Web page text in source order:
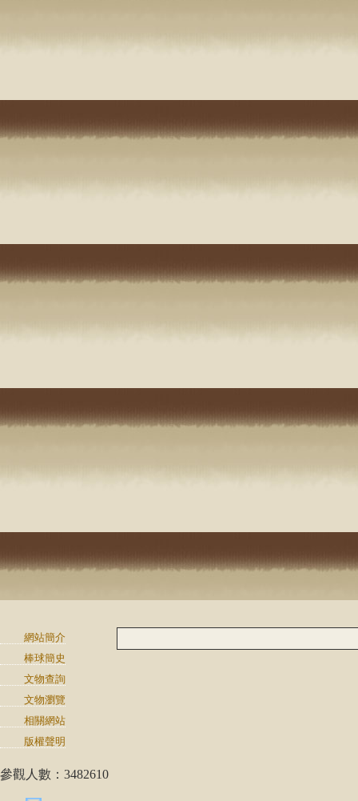
網站簡介
棒球簡史
文物查詢
文物瀏覽
相關網站
版權聲明
參觀人數：3482610